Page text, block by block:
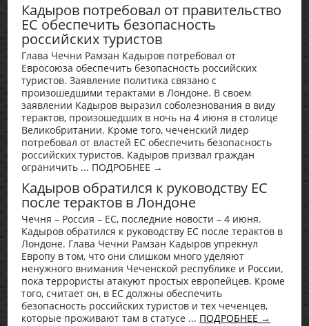
Кадыров потребовал от правительство
ЕС обеспечить безопасность
российских туристов
Глава Чечни Рамзан Кадыров потребовал от
Евросоюза обеспечить безопасность российских
туристов. Заявление политика связано с
произошедшими терактами в Лондоне. В своем
заявлении Кадыров выразил соболезнования в виду
терактов, произошедших в ночь на 4 июня в столице
Великобритании. Кроме того, чеченский лидер
потребовал от властей ЕС обеспечить безопасность
российских туристов. Кадыров призвал граждан
ограничить ... ПОДРОБНЕЕ →
Кадыров обратился к руководству ЕС
после терактов в Лондоне
Чечня – Россия – ЕС, последние новости – 4 июня.
Кадыров обратился к руководству ЕС после терактов в
Лондоне. Глава Чечни Рамзан Кадыров упрекнул
Европу в том, что они слишком много уделяют
ненужного внимания Чеченской республике и России,
пока террористы атакуют простых европейцев. Кроме
того, считает он, в ЕС должны обеспечить
безопасность российских туристов и тех чеченцев,
которые проживают там в статусе ... ПОДРОБНЕЕ →